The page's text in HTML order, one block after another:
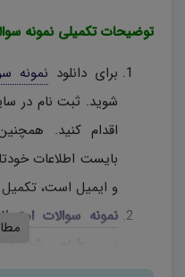
توضیحات تکمیلی نمونه
برای دانلود نمونه
شوید. ثبت نام در
اقدام کنید.
بایست اطلاعات
و ایمیل است، تکمیل
نمونه سوالات امتحانی